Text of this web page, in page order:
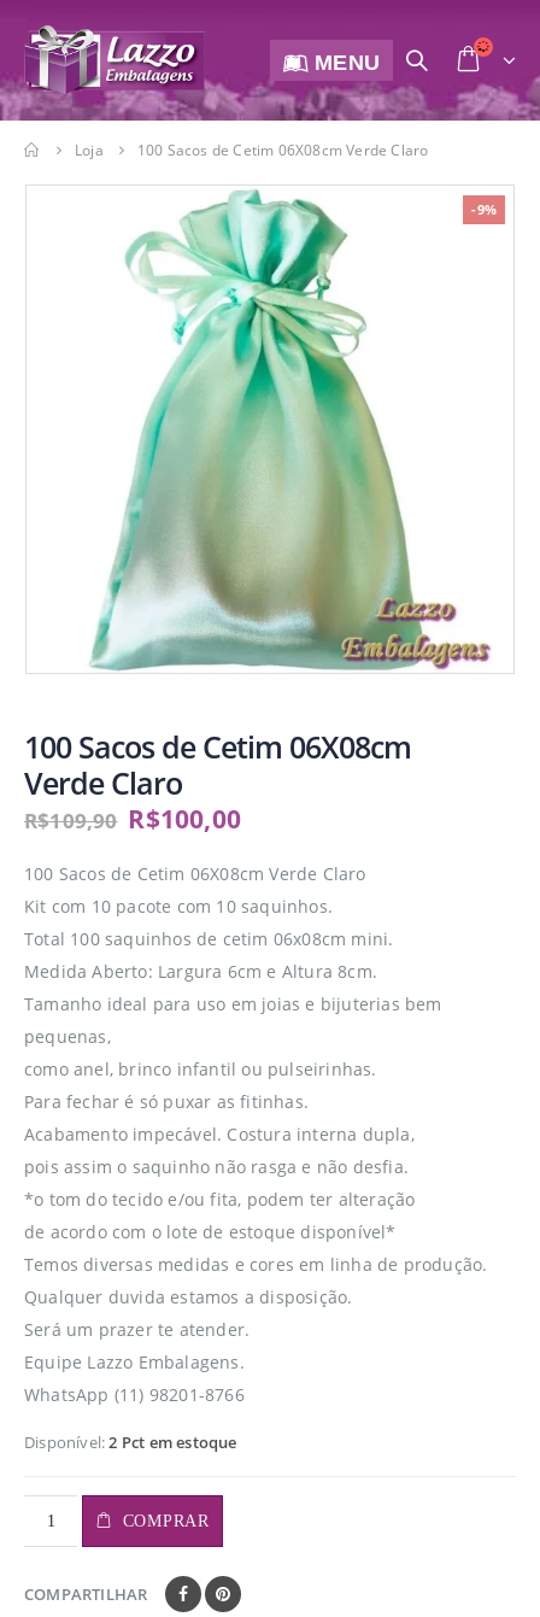
MENU
Loja 100 Sacos de Cetim 06X08cm Verde Claro
-9%
100 Sacos de Cetim 06X08cm
Verde Claro
R$109,90 R$100,00
100 Sacos de Cetim 06X08cm Verde Claro
Kit com 10 pacote com 10 saquinhos.
Total 100 saquinhos de cetim 06x08cm mini.
Medida Aberto: Largura 6cm e Altura 8cm.
Tamanho ideal para uso em joias e bijuterias bem
pequenas,
como anel, brinco infantil ou pulseirinhas.
Para fechar é só puxar as fitinhas.
Acabamento impecável. Costura interna dupla,
pois assim o saquinho não rasga e não desfia.
*o tom do tecido e/ou fita, podem ter alteração
de acordo com o lote de estoque disponível*
Temos diversas medidas e cores em linha de produção.
Qualquer duvida estamos a disposição.
Será um prazer te atender.
Equipe Lazzo Embalagens.
WhatsApp (11) 98201-8766
Disponível:2 Pct em estoque
COMPRAR
COMPARTILHAR